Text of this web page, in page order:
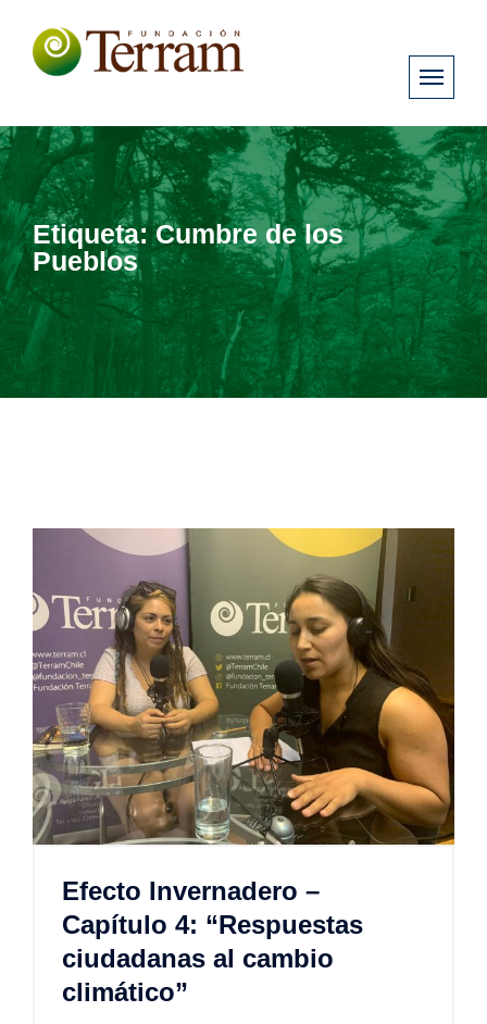
Etiqueta:Cumbre de los
Pueblos
Efecto Invernadero –
Capítulo 4: “Respuestas
ciudadanas al cambio
climático”